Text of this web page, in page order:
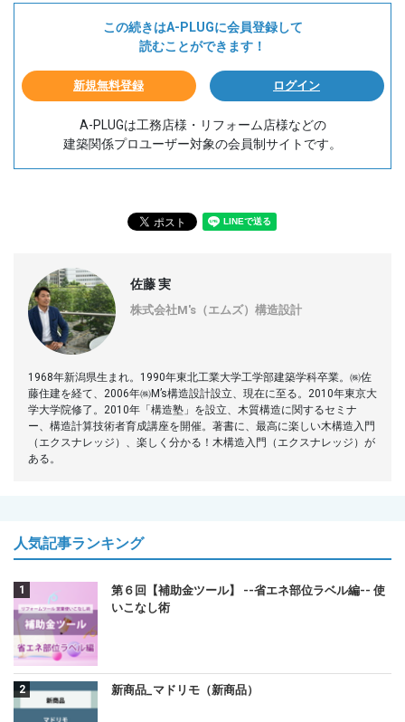
この続きはA-PLUGに会員登録して
読むことができます！
新規無料登録 ログイン
A-PLUGは工務店様・リフォーム店様などの
建築関係プロユーザー対象の会員制サイトです。
佐藤 実
株式会社M's（エムズ）構造設計
1968年新潟県生まれ。1990年東北工業大学工学部建築学科卒業。㈱佐
藤住建を経て、2006年㈱M’s構造設計設立、現在に至る。2010年東京大
学大学院修了。2010年「構造塾」を設立、木質構造に関するセミナ
ー、構造計算技術者育成講座を開催。著書に、最高に楽しい木構造入門
（エクスナレッジ）、楽しく分かる！木構造入門（エクスナレッジ）が
ある。
人気記事ランキング
第６回【補助金ツール】 --省エネ部位ラベル編-- 使
いこなし術
新商品_マドリモ（新商品）